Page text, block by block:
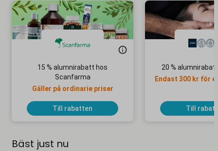
15 % alumnirabatt hos
Scanfarma
Gäller på ordinarie priser
Till rabatten
20 %
Endast 300 kr för
Till
Bäst just nu